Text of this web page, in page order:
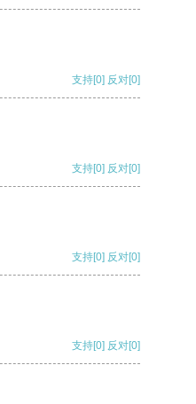
支持[0] 反对[0]
支持[0] 反对[0]
支持[0] 反对[0]
支持[0] 反对[0]